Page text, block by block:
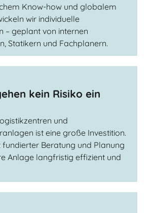
Know-how und globalem
wir individuelle
– geplant von internen
Statikern und Fachplanern.
kein Risiko ein
und
ist eine große Investition.
fundierter Beratung und Planung
Anlage langfristig effizient und